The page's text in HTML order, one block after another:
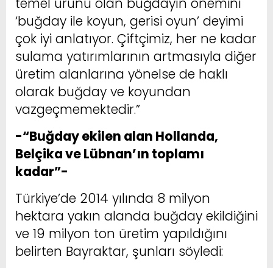
‘buğday ile koyun, gerisi oyun’ deyimi
çok iyi anlatıyor. Çiftçimiz, her ne kadar
sulama yatırımlarının artmasıyla diğer
üretim alanlarına yönelse de haklı
olarak buğday ve koyundan
vazgeçmemektedir.”
-“Buğday ekilen alan Hollanda,
Belçika ve Lübnan’ın toplamı
kadar”-
Türkiye’de 2014 yılında 8 milyon
hektara yakın alanda buğday ekildiğini
ve 19 milyon ton üretim yapıldığını
belirten Bayraktar, şunları söyledi: